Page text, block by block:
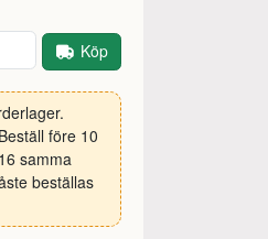
Köp
före 10
samma
beställas